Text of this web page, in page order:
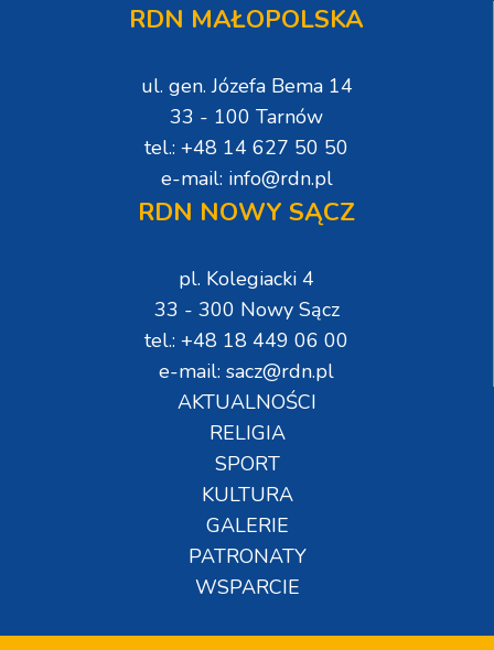
RDN MAŁOPOLSKA
ul. gen. Józefa Bema 14
33 - 100 Tarnów
tel.: +48 14 627 50 50
e-mail: info@rdn.pl
RDN NOWY SĄCZ
pl. Kolegiacki 4
33 - 300 Nowy Sącz
tel.: +48 18 449 06 00
e-mail: sacz@rdn.pl
AKTUALNOŚCI
RELIGIA
SPORT
KULTURA
GALERIE
PATRONATY
WSPARCIE